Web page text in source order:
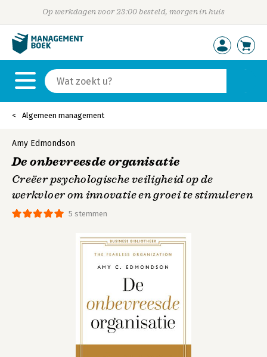
Op werkdagen voor 23:00 besteld, morgen in huis
Algemeen management
5 stemmen
Amy Edmondson
De onbevreesde organisatie
Creëer psychologische veiligheid op de
werkvloer om innovatie en groei te stimuleren